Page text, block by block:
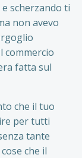
scherzando ti
non avevo
commercio
fatta sul
che il tuo
per tutti
tante
che il